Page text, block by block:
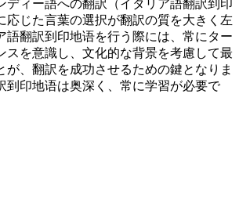
ディー語への翻訳（イタリア語翻訳到印
応じた言葉の選択が翻訳の質を大きく左
語翻訳到印地语を行う際には、常にター
スを意識し、文化的な背景を考慮して最
が、翻訳を成功させるための鍵となりま
到印地语は奥深く、常に学習が必要で